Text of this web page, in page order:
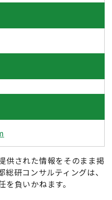
供された情報をそのまま掲
研コンサルティングは、
負いかねます。